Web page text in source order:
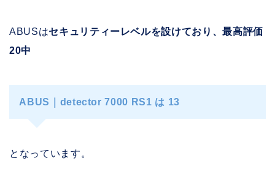
ABUSはセキュリティーレベルを設けており、最高評価
20中
ABUS｜detector 7000 RS1 は 13
となっています。